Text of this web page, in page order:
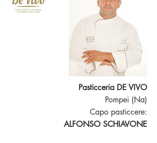
Pasticceria DE VIVO
Pompei (Na)
Capo pasticcere:
ALFONSO SCHIAVONE